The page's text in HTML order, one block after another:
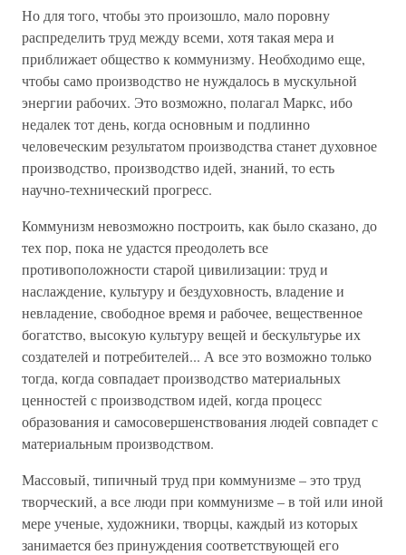
Но для того, чтобы это произошло, мало поровну
распределить труд между всеми, хотя такая мера и
приближает общество к коммунизму. Необходимо еще,
чтобы само производство не нуждалось в мускульной
энергии рабочих. Это возможно, полагал Маркс, ибо
недалек тот день, когда основным и подлинно
человеческим результатом производства станет духовное
производство, производство идей, знаний, то есть
научно-технический прогресс.
Коммунизм невозможно построить, как было сказано, до
тех пор, пока не удастся преодолеть все
противоположности старой цивилизации: труд и
наслаждение, культуру и бездуховность, владение и
невладение, свободное время и рабочее, вещественное
богатство, высокую культуру вещей и бескультурье их
создателей и потребителей... А все это возможно только
тогда, когда совпадает производство материальных
ценностей с производством идей, когда процесс
образования и самосовершенствования людей совпадет с
материальным производством.
Массовый, типичный труд при коммунизме – это труд
творческий, а все люди при коммунизме – в той или иной
мере ученые, художники, творцы, каждый из которых
занимается без принуждения соответствующей его